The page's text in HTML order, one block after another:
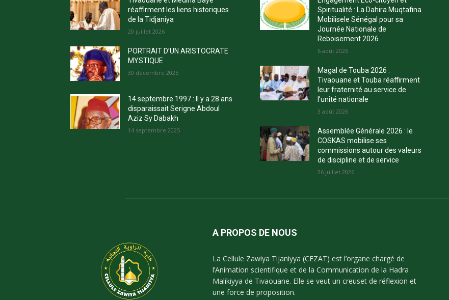
réaffirment les liens historiques
de la Tidjaniya
20 juillet 2026
PORTRAIT D’UN ARISTOCRATE
MYSTIQUE
30 décembre 2025
14 septembre 1997 : Il y a 28 ans
disparaissait Serigne Abdoul
Aziz Sy Dabakh
14 septembre 2025
Spiritualité : La Dahira Muqtafina
Mobilisele Sénégal pour sa
Journée Nationale de
Reboisement 2026
6 août 2026
Magal de Touba 2026 :
Tivaouane et Touba réaffirment
leur fraternité au service de
l’unité nationale
3 août 2026
Assemblée Générale 2026 : le
COSKAS mobilise ses
commissions autour des valeurs
de discipline et de service
26 juillet 2026
A PROPOS DE NOUS
La Cellule Zawiya Tijaniyya (CEZAT) est l’organe chargé de
l’Animation scientifique et de la Communication de la Hadra
Malikiyya de Tivaouane. Elle se veut un creuset de réflexion et
une force de proposition.